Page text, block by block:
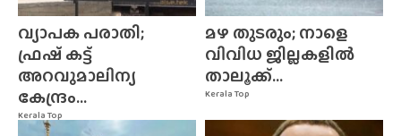
Kerala Top
വ്യാപക പരാതി;
ഫ്രഷ് കട്ട്
അറവുമാലിന്യ
കേന്ദ്രം...
Kerala Top
മഴ തുടരും; നാളെ
വിവിധ ജില്ലകളിൽ
താലൂക്ക്...